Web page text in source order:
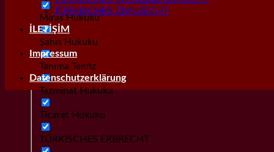
Miras Hukuku
Şahıs Hukuku
Tanıma Tenfiz
Tazminat Hukuku
Ticaret Hukuku
TÜRKISCHES ERBRECHT
TÜRKISCHES ZIVILRECHT
İLETİŞİM
Impressum
Datenschutzerklärung